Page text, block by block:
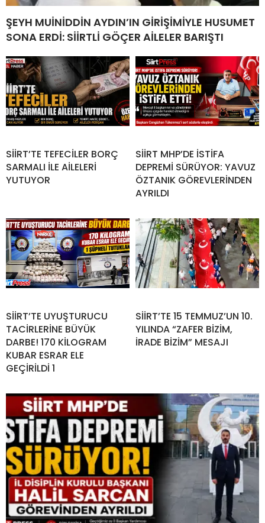
ŞEYH MUİNİDDİN AYDIN’IN GİRİŞİMİYLE HUSUMET
SONA ERDİ: SİİRTLİ GÖÇER AİLELER BARIŞTI
SİİRT’TE TEFECİLER BORÇ
SARMALI İLE AİLELERİ
YUTUYOR
SİİRT MHP’DE İSTİFA
DEPREMİ SÜRÜYOR: YAVUZ
ÖZTANIK GÖREVLERİNDEN
AYRILDI
SİİRT’TE UYUŞTURUCU
TACİRLERİNE BÜYÜK
DARBE! 170 KİLOGRAM
KUBAR ESRAR ELE
GEÇİRİLDİ 1
SİİRT’TE 15 TEMMUZ’UN 10.
YILINDA “ZAFER BİZİM,
İRADE BİZİM” MESAJI